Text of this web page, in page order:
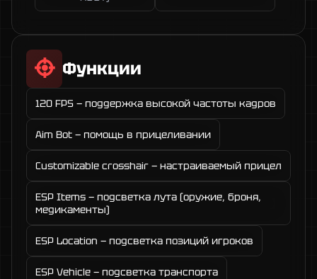
Функции
120 FPS — поддержка высокой частоты кадров
Aim Bot — помощь в прицеливании
Customizable crosshair — настраиваемый прицел
ESP Items — подсветка лута (оружие, броня,
медикаменты)
ESP Location — подсветка позиций игроков
ESP Vehicle — подсветка транспорта